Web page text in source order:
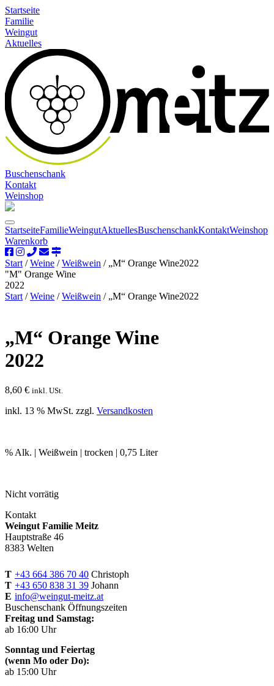
Startseite
Familie
Weingut
Aktuelles
Buschenschank
Kontakt
Weinshop
StartseiteFamilieWeingutAktuellesBuschenschankKontaktWeinshop
Warenkorb
Start /Weine /Weißwein / „M“ Orange Wine2022
"M" Orange Wine
2022
Start /Weine /Weißwein / „M“ Orange Wine2022
„M“ Orange Wine
2022
8,60 € inkl. USt.
inkl. 13 % MwSt. zzgl. Versandkosten
% Alk. | Weißwein | trocken | 0,75 Liter
Nicht vorrätig
Kontakt
Weingut Familie Meitz
Hauptstraße 46
8383 Welten
T +43 664 386 70 40 Christoph
T +43 650 838 31 39 Johann
E info@weingut-meitz.at
Buschenschank Öffnungszeiten
Freitag und Samstag:
ab 16:00 Uhr
Sonntag und Feiertag
(wenn Mo oder Do):
ab 15:00 Uhr